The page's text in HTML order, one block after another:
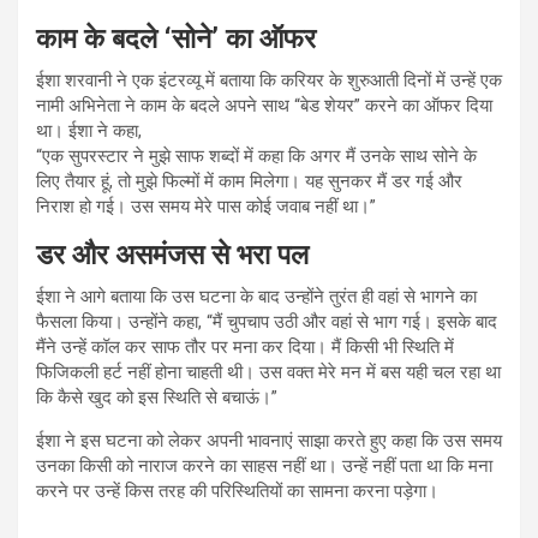
काम के बदले ‘सोने’ का ऑफर
ईशा शरवानी ने एक इंटरव्यू में बताया कि करियर के शुरुआती दिनों में उन्हें एक
नामी अभिनेता ने काम के बदले अपने साथ “बेड शेयर” करने का ऑफर दिया
था। ईशा ने कहा,
“एक सुपरस्टार ने मुझे साफ शब्दों में कहा कि अगर मैं उनके साथ सोने के
लिए तैयार हूं, तो मुझे फिल्मों में काम मिलेगा। यह सुनकर मैं डर गई और
निराश हो गई। उस समय मेरे पास कोई जवाब नहीं था।”
डर और असमंजस से भरा पल
ईशा ने आगे बताया कि उस घटना के बाद उन्होंने तुरंत ही वहां से भागने का
फैसला किया। उन्होंने कहा, “मैं चुपचाप उठी और वहां से भाग गई। इसके बाद
मैंने उन्हें कॉल कर साफ तौर पर मना कर दिया। मैं किसी भी स्थिति में
फिजिकली हर्ट नहीं होना चाहती थी। उस वक्त मेरे मन में बस यही चल रहा था
कि कैसे खुद को इस स्थिति से बचाऊं।”
ईशा ने इस घटना को लेकर अपनी भावनाएं साझा करते हुए कहा कि उस समय
उनका किसी को नाराज करने का साहस नहीं था। उन्हें नहीं पता था कि मना
करने पर उन्हें किस तरह की परिस्थितियों का सामना करना पड़ेगा।